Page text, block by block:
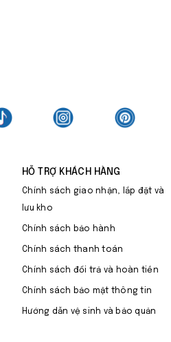
HỖ TRỢ KHÁCH HÀNG
Chính sách giao nhận, lắp đặt và
lưu kho
Chính sách bảo hành
Chính sách thanh toán
Chính sách đổi trả và hoàn tiền
Chính sách bảo mật thông tin
Hướng dẫn vệ sinh và bảo quản